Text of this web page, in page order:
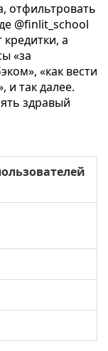
отфильтровать
@finlit_school
а
«за
«как вести
и так далее.
здравый